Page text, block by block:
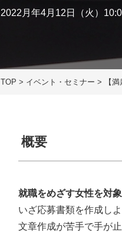
2022月年4月12日（火）
TOP > イベント・セミナー > 【
概要
就職をめざす女性を対
いざ応募書類を作成し
文章作成が苦手で手が